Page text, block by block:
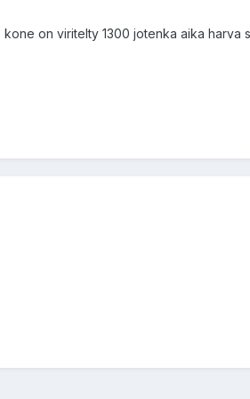
on viritelty 1300 jotenka aika harva